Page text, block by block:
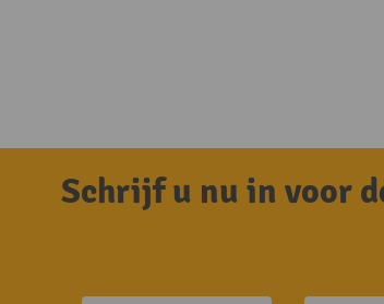
Schrijf u nu in voor